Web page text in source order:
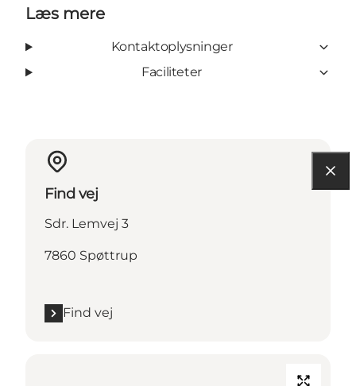
Læs mere
Kontaktoplysninger
Faciliteter
Find vej
Sdr. Lemvej 3
7860 Spøttrup
Find vej